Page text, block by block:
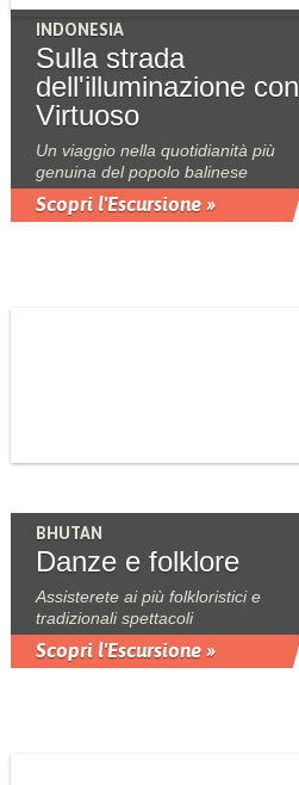
INDONESIA
Sulla strada
dell'illuminazione con
Virtuoso
Un viaggio nella quotidianità più
genuina del popolo balinese
Scopri l'Escursione »
BHUTAN
Danze e folklore
Assisterete ai più folkloristici e
tradizionali spettacoli
Scopri l'Escursione »